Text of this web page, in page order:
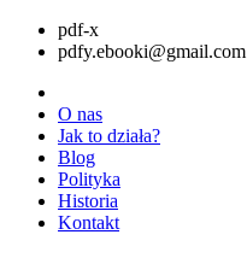
pdf-x
pdfy.ebooki@gmail.com
O nas
Jak to działa?
Blog
Polityka
Historia
Kontakt